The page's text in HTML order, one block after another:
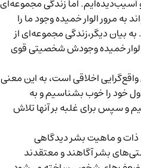
اما زندگی مجموعه‌ای
به مرور الوار خمیده وجود ما را
بیان دیگر،زندگی مجموعه‌ای از
خمیده وجودش شخصیتی قوی
اخلاقی است، به این معنی
خود را خوب بشناسیم و به
و سپس برای غلبه بر آنها تلاش
ذات و ماهیت بشر دیدگاهی
بشر آگاهند و معتقدند